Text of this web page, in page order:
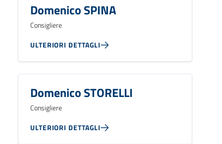
Domenico SPINA
Consigliere
ULTERIORI DETTAGLI
Domenico STORELLI
Consigliere
ULTERIORI DETTAGLI